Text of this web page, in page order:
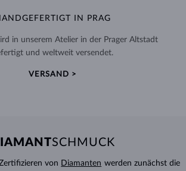
IN PRAG
in unserem Atelier in der Prager Altstadt
und weltweit versendet.
VERSAND >
SCHMUCK
von Diamanten werden zunächst die